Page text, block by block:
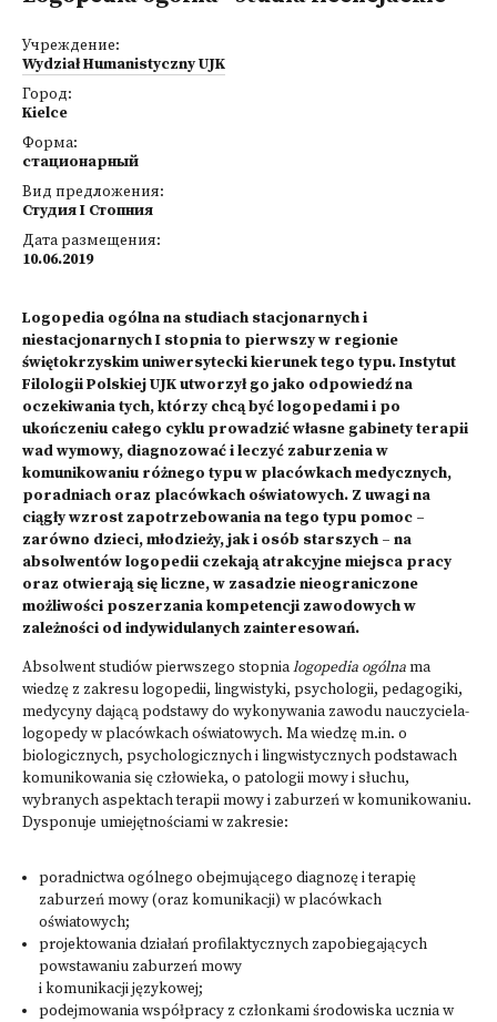
Учреждение:
Wydział Humanistyczny UJK
Город:
Kielce
Форма:
стационарный
Вид предложения:
Студия I Стопния
Дата размещения:
10.06.2019
Logopedia ogólna na studiach stacjonarnych i
niestacjonarnych I stopnia to pierwszy w regionie
świętokrzyskim uniwersytecki kierunek tego typu. Instytut
Filologii Polskiej UJK utworzył go jako odpowiedź na
oczekiwania tych, którzy chcą być logopedami i po
ukończeniu całego cyklu prowadzić własne gabinety terapii
wad wymowy, diagnozować i leczyć zaburzenia w
komunikowaniu różnego typu w placówkach medycznych,
poradniach oraz placówkach oświatowych. Z uwagi na
ciągły wzrost zapotrzebowania na tego typu pomoc –
zarówno dzieci, młodzieży, jak i osób starszych – na
absolwentów logopedii czekają atrakcyjne miejsca pracy
oraz otwierają się liczne, w zasadzie nieograniczone
możliwości poszerzania kompetencji zawodowych w
zależności od indywidulanych zainteresowań.
Absolwent studiów pierwszego stopnialogopedia ogólnama
wiedzę z zakresu logopedii, lingwistyki, psychologii, pedagogiki,
medycyny dającą podstawy do wykonywania zawodu nauczyciela-
logopedy w placówkach oświatowych. Ma wiedzę m.in. o
biologicznych, psychologicznych i lingwistycznych podstawach
komunikowania się człowieka, o patologii mowy i słuchu,
wybranych aspektach terapii mowy i zaburzeń w komunikowaniu.
Dysponuje umiejętnościami w zakresie:
poradnictwa ogólnego obejmującego diagnozę i terapię
zaburzeń mowy (oraz komunikacji) w placówkach
oświatowych;
projektowania działań profilaktycznych zapobiegających
powstawaniu zaburzeń mowy
i komunikacji językowej;
podejmowania współpracy z członkami środowiska ucznia w